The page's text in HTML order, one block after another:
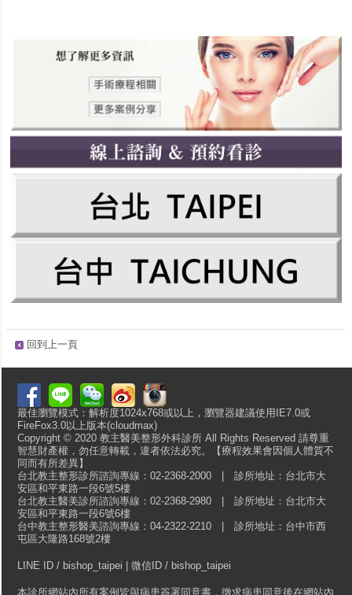
回到上一頁
最佳瀏覽模式：解析度1024x768或以上，瀏覽器建議使用IE7.0或
FireFox3.0以上版本(cloudmax)
Copyright © 2020 教主醫美整形外科診所 All Rights Reserved 請尊重
智慧財產權，勿任意轉載，違者依法必究。【療程效果會因個人體質不
同而有所差異】
台北教主整形診所諮詢專線：02-2368-2000 | 診所地址：台北市大
安區和平東路一段6號5樓
台北教主醫美診所諮詢專線：02-2368-2980 | 診所地址：台北市大
安區和平東路一段6號6樓
台中教主整形醫美諮詢專線：04-2322-2210 | 診所地址：台中市西
屯區大隆路168號2樓
LINE ID / bishop_taipei | 微信ID / bishop_taipei
本診所網站內所有案例皆與病患簽署同意書，徵求病患同意後在網站內